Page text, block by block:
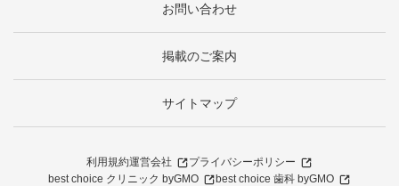
お問い合わせ
掲載のご案内
サイトマップ
利用規約運営会社
プライバシーポリシー
best choice クリニック byGMO
best choice 歯科 byGMO